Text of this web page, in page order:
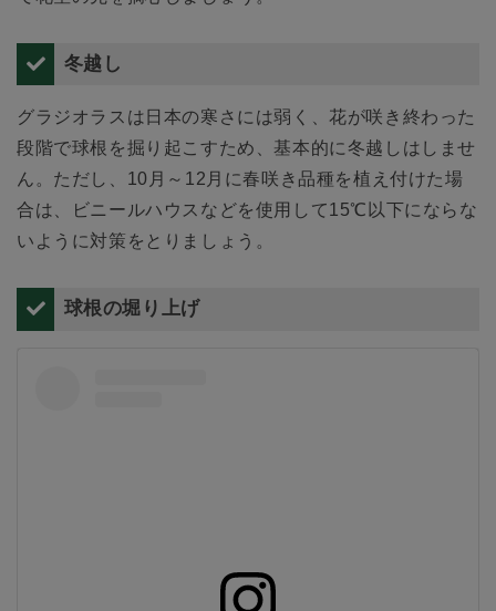
冬越し
グラジオラスは日本の寒さには弱く、花が咲き終わった
段階で球根を掘り起こすため、基本的に冬越しはしませ
ん。ただし、10月～12月に春咲き品種を植え付けた場
合は、ビニールハウスなどを使用して15℃以下にならな
いように対策をとりましょう。
球根の堀り上げ